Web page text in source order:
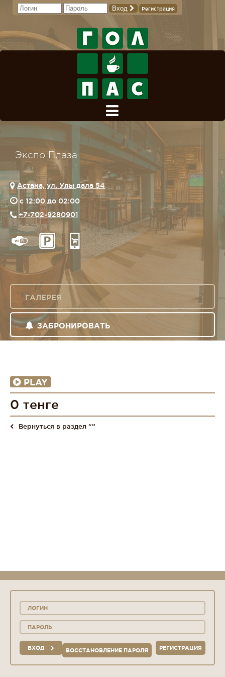
Вход Регистрация
Экспо Плаза
Астана, ул. Улы дала 54
c 12:00 до 02:00
+7-702-9280901
ГАЛЕРЕЯ
ЗАБРОНИРОВАТЬ
PLAY
0 тенге
Вернуться в раздел “”
ВХОД РЕГИСТРАЦИЯ
ВОССТАНОВЛЕНИЕ ПАРОЛЯ